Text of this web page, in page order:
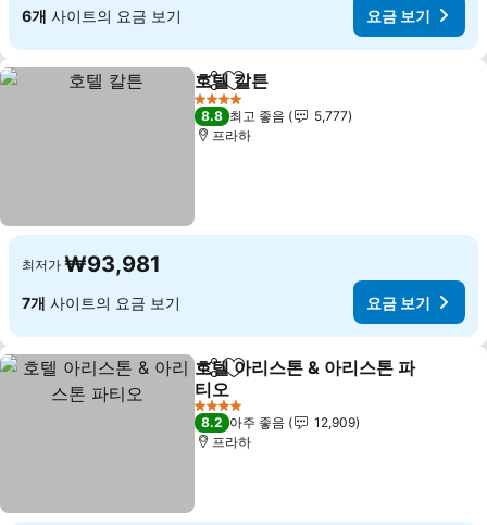
6개 사이트의 요금 보기 요금 보기
공유 즐겨찾기에 추가
호텔 칼튼
4 성급
8.8 최고 좋음
5,777
프라하
최저가 ₩93,981
7개 사이트의 요금 보기 요금 보기
공유 즐겨찾기에 추가
호텔 아리스톤 & 아리스톤 파
티오
요금 보기
4 성급
8.2 아주 좋음
12,909
프라하